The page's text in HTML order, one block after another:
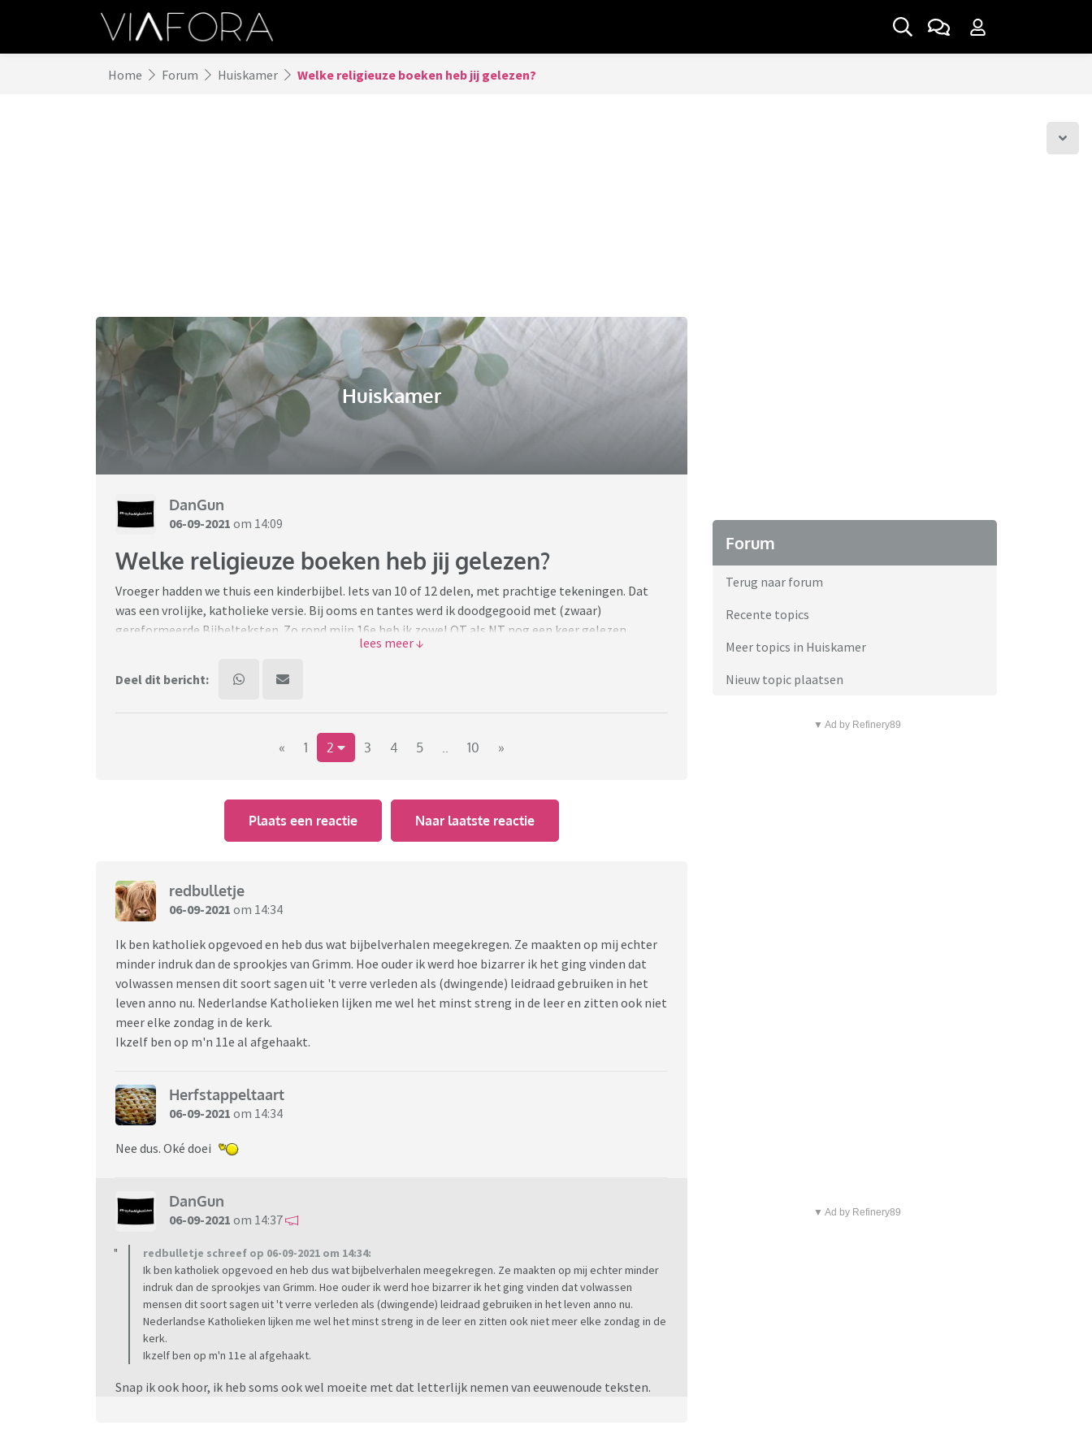
Home Forum Huiskamer Welke religieuze boeken heb jij gelezen?
Huiskamer
DanGun
06-09-2021 om 14:09
Welke religieuze boeken heb jij gelezen?
Vroeger hadden we thuis een kinderbijbel. Iets van 10 of 12 delen, met prachtige tekeningen. Dat
was een vrolijke, katholieke versie. Bij ooms en tantes werd ik doodgegooid met (zwaar)
gereformeerde Bijbelteksten. Zo rond mijn 16e heb ik zowel OT als NT nog een keer gelezen.
de Islam en Christendom, over onze individuele geloofsbeleving etc. Dus laatst heb ik weer een paar
Ik ben aan de Koran begonnen, maar daar kwam ik lastig doorheen. Dus die ga ik samen met iemand
En dat brengt me bij de vraag: Welke heilige / religieuze boeken heb jij gelezen? En waarom?
(Laten we er alsjeblieft een normaal gesprek over houden. Op opmerkingen als 'De Bijbel / Koran/
vrouwonvriendelijk en zet aan tot terrorisme' etc etc etc zit niemand te wachten. Geloof wat je wilt
of geloof niet, graag wel met respect voor elkaar en elkaars overtuiging)
Deel dit bericht:
« 1 2 3 4 5 .. 10 »
Plaats een reactie Naar laatste reactie
redbulletje
06-09-2021 om 14:34
Ik ben katholiek opgevoed en heb dus wat bijbelverhalen meegekregen. Ze maakten op mij echter
minder indruk dan de sprookjes van Grimm. Hoe ouder ik werd hoe bizarrer ik het ging vinden dat
volwassen mensen dit soort sagen uit 't verre verleden als (dwingende) leidraad gebruiken in het
leven anno nu. Nederlandse Katholieken lijken me wel het minst streng in de leer en zitten ook niet
meer elke zondag in de kerk.
Ikzelf ben op m'n 11e al afgehaakt.
Herfstappeltaart
06-09-2021 om 14:34
Nee dus. Oké doei
DanGun
06-09-2021 om 14:37
redbulletje schreef op 06-09-2021 om 14:34:
Ik ben katholiek opgevoed en heb dus wat bijbelverhalen meegekregen. Ze maakten op mij echter minder
indruk dan de sprookjes van Grimm. Hoe ouder ik werd hoe bizarrer ik het ging vinden dat volwassen
mensen dit soort sagen uit 't verre verleden als (dwingende) leidraad gebruiken in het leven anno nu.
Nederlandse Katholieken lijken me wel het minst streng in de leer en zitten ook niet meer elke zondag in de
kerk.
Ikzelf ben op m'n 11e al afgehaakt.
Snap ik ook hoor, ik heb soms ook wel moeite met dat letterlijk nemen van eeuwenoude teksten.
Forum
Terug naar forum
Recente topics
Meer topics in Huiskamer
Nieuw topic plaatsen
▼ Ad by Refinery89
▼ Ad by Refinery89